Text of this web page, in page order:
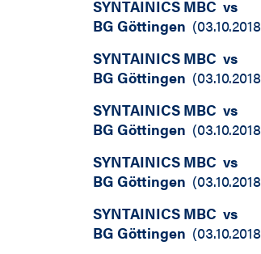
SYNTAINICS MBC vs
BG Göttingen (03.10.2018
SYNTAINICS MBC vs
BG Göttingen (03.10.2018
SYNTAINICS MBC vs
BG Göttingen (03.10.2018
SYNTAINICS MBC vs
BG Göttingen (03.10.2018
SYNTAINICS MBC vs
BG Göttingen (03.10.2018